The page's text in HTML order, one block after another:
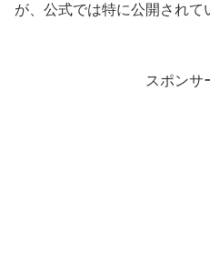
が、公式では特に公開されて
スポンサ